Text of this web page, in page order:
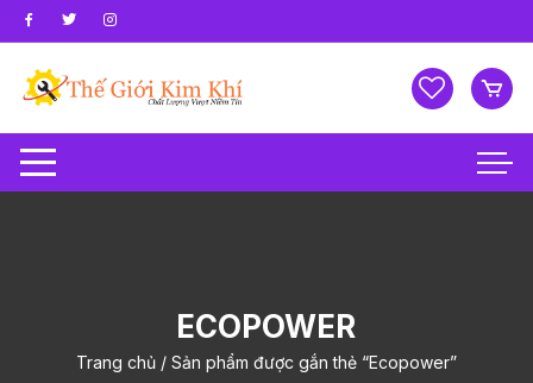
Chuyển
tới
dung
ECOPOWER
Trang chủ/ Sản phẩm được gắn thẻ “Ecopower”